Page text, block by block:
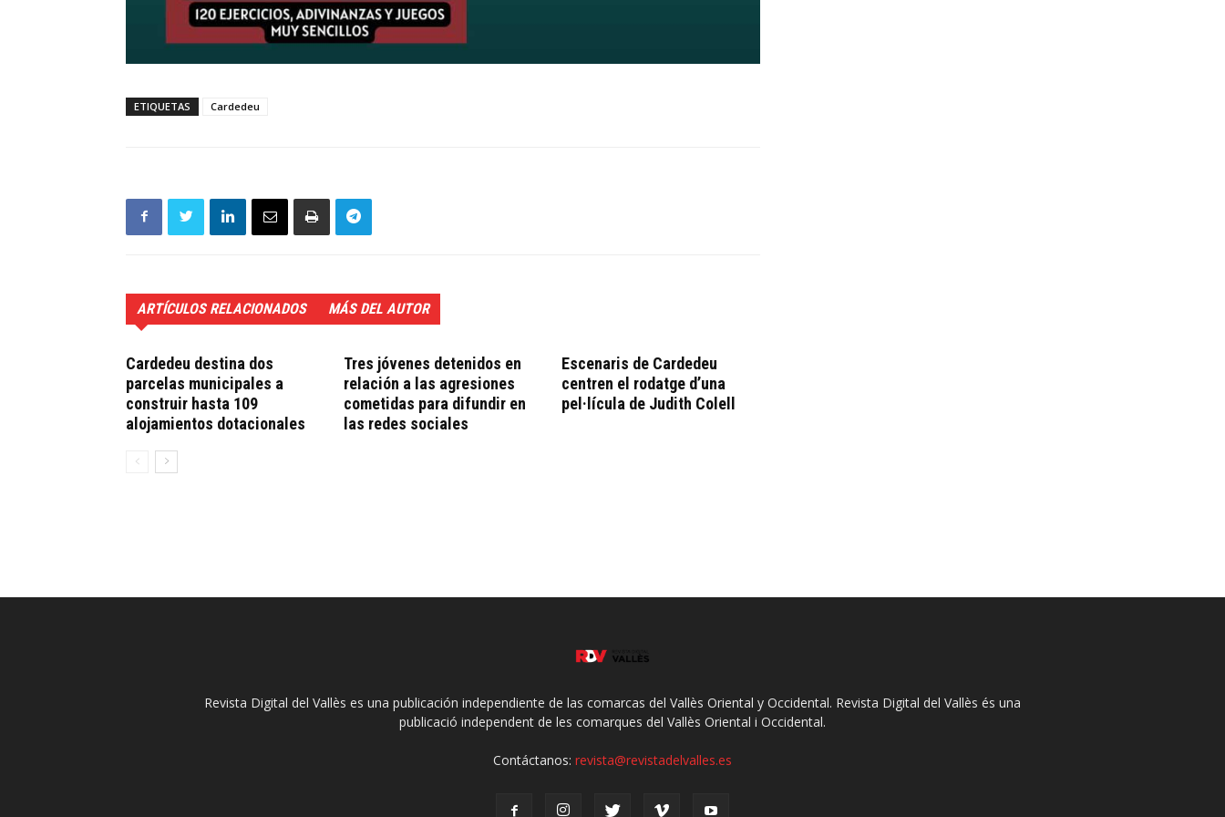
ETIQUETAS Cardedeu
ARTÍCULOS RELACIONADOS MÁS DEL AUTOR
Cardedeu destina dos
parcelas municipales a
construir hasta 109
alojamientos dotacionales
Tres jóvenes detenidos en
relación a las agresiones
cometidas para difundir en
las redes sociales
Escenaris de Cardedeu
centren el rodatge d’una
pel·lícula de Judith Colell
Revista Digital del Vallès es una publicación independiente de las comarcas del Vallès Oriental y Occidental. Revista Digital del Vallès és una
publicació independent de les comarques del Vallès Oriental i Occidental.
Contáctanos: revista@revistadelvalles.es